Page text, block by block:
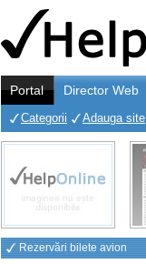
Portal Director Web
Categorii Adauga site
Rezervări bilete avion